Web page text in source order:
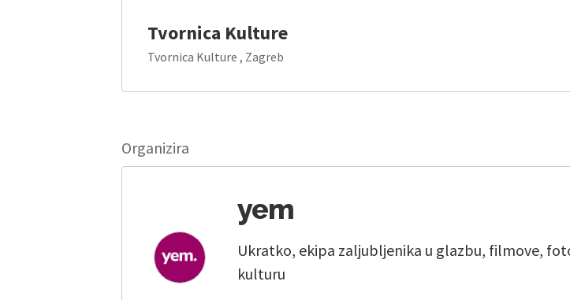
Tvornica Kulture
Tvornica Kulture , Zagreb
Organizira
yem
Ukratko, ekipa zaljubljenika u glazbu, filmove,
kulturu